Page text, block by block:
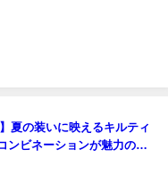
夏の装いに映えるキルティ
ンビネーションが魅力の